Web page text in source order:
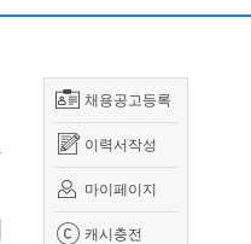
채용공고등록
이력서작성
마이페이지
캐시충전